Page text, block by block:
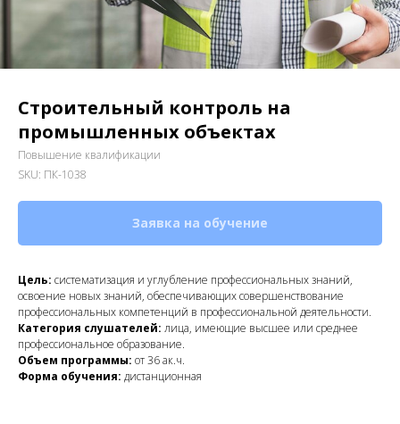
Строительный контроль на
промышленных объектах
Повышение квалификации
SKU: ПК-1038
Заявка на обучение
Цель: систематизация и углубление профессиональных знаний,
освоение новых знаний, обеспечивающих совершенствование
профессиональных компетенций в профессиональной деятельности.
Категория слушателей: лица, имеющие высшее или среднее
профессиональное образование.
Объем программы: от 36 ак.ч.
Форма обучения: дистанционная